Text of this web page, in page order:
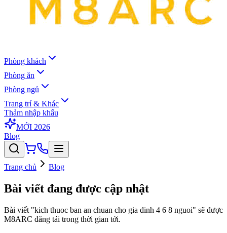
Phòng khách
Phòng ăn
Phòng ngủ
Trang trí & Khác
Thảm nhập khẩu
MỚI 2026
Blog
Trang chủ Blog
Bài viết đang được cập nhật
Bài viết "kich thuoc ban an chuan cho gia dinh 4 6 8 nguoi" sẽ được
M8ARC đăng tải trong thời gian tới.